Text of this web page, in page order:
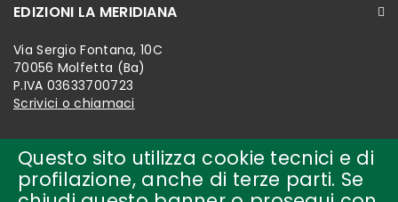
Questo sito utilizza cookie tecnici e di
profilazione, anche di terze parti. Se
EDIZIONI LA MERIDIANA
Via Sergio Fontana, 10C
70056 Molfetta (Ba)
P.IVA 03633700723
Scrivici o chiamaci